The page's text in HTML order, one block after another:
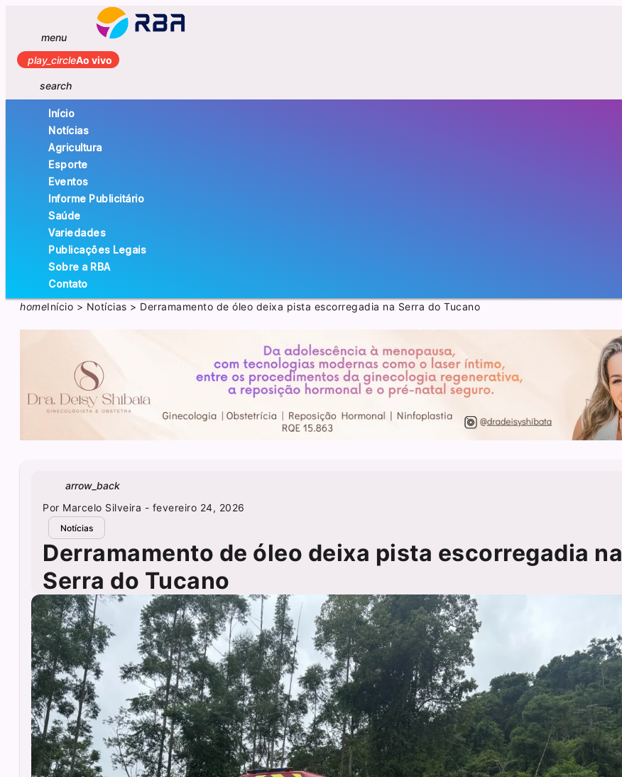
menu
play_circleAo vivo
search
Início
Notícias
Agricultura
Esporte
Eventos
Informe Publicitário
Saúde
Variedades
Publicações Legais
Sobre a RBA
Contato
homeInício > Notícias > Derramamento de óleo deixa pista escorregadia na Serra do Tucano
arrow_back
Por Marcelo Silveira - fevereiro 24, 2026
Notícias
Derramamento de óleo deixa pista escorregadia na
Serra do Tucano